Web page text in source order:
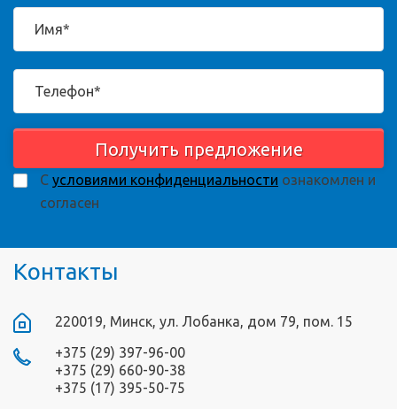
Получить предложение
С условиями конфиденциальности ознакомлен и
согласен
Контакты
220019, Минск, ул. Лобанка, дом 79, пом. 15
+375 (29) 397-96-00
+375 (29) 660-90-38
+375 (17) 395-50-75